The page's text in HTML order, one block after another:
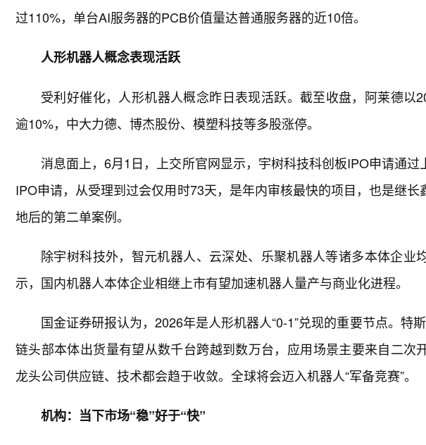
过110%，单台AI服务器的PCB价值量达普通服务器的近10倍。
人形机器人概念表现活跃
受利好催化，人形机器人概念昨日表现活跃。截至收盘，阿莱德以
逾10%，中大力德、博杰股份、模塑科技等多股涨停。
消息面上，6月1日，上交所官网显示，宇树科技科创板IPO申请通
IPO申请，从受理到过会仅用时73天，是年内审核最快的项目，也是继
地后的第二单案例。
除宇树科技外，智元机器人、云深处、乐聚机器人等诸多本体企业
示，国内机器人本体企业相继上市有望加速机器人量产与商业化进程。
国金证券研报认为，2026年是人形机器人“0-1”兑现的重要节点。特
链头部本体出货量有望从数千台跨越到数万台，应用场景主要来自二次
龙头公司供应链、技术都会趋于收敛。全球将会迈入机器人“军备竞赛”。
机构：当下市场“稳”好于“快”